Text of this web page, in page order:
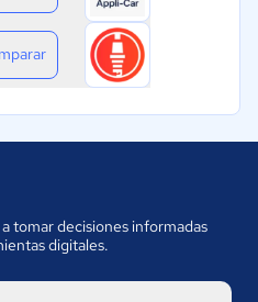
tomar decisiones informadas
digitales.